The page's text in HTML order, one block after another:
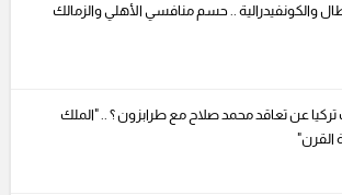
والكونفيدرالية .. حسم منافسي الأهلي والزمالك
عن تعاقد محمد صلاح مع طرابزون ؟ .. "الملك